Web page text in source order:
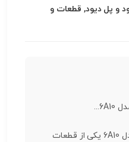
و پل دیود, قطعات و
دیود قدرت 6 آمپر 1000 ولت مدل 6A10 یکی از قطعات